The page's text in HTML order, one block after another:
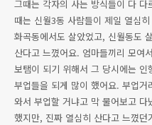
그때는 각자의 사는 방식들이 다
때는 신월3동 사람들이 제일 열심
화곡동에서도 살았었고, 신월동도
산다고 느꼈어요. 엄마들끼리 모여
보탬이 되기 위해서 그 당시에는
부업들을 되게 많이 했어요. 부업
와서 부업할 거냐고 막 물어보고
했지만, 진짜 열심히 산다고 느꼈